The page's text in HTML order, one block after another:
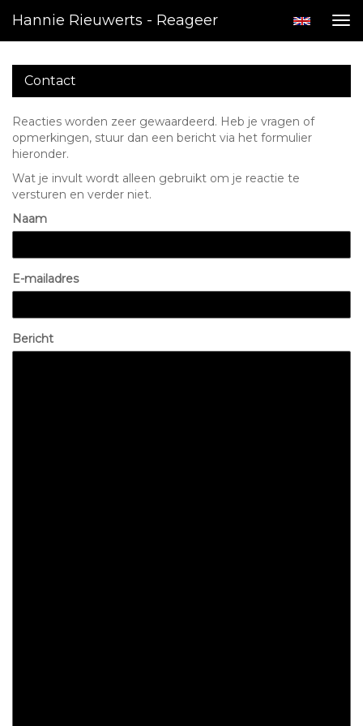
Hannie Rieuwerts - Reageer
Contact
Reacties worden zeer gewaardeerd. Heb je vragen of
opmerkingen, stuur dan een bericht via het formulier
hieronder.
Wat je invult wordt alleen gebruikt om je reactie te
versturen en verder niet.
Naam
E-mailadres
Bericht